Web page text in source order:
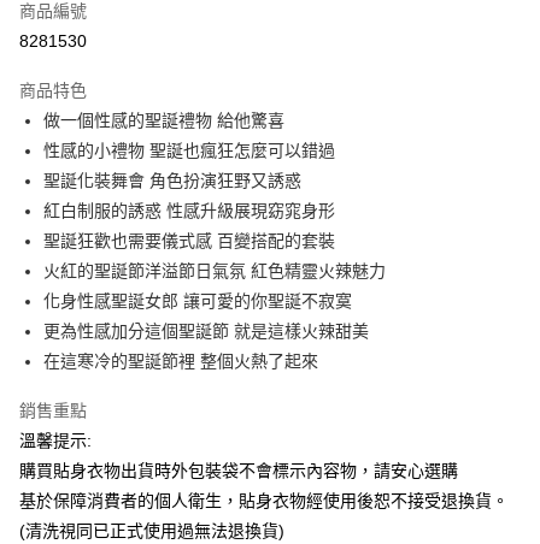
超商取貨付款
Apple Pay
街口支付
悠遊付
ATM付款
運送方式
7-11付款取貨
宅配
每筆NT$80，滿NT$599(含以上)免運費
商品編號
8281530
商品特色
做一個性感的聖誕禮物 給他驚喜
性感的小禮物 聖誕也瘋狂怎麼可以錯過
聖誕化裝舞會 角色扮演狂野又誘惑
紅白制服的誘惑 性感升級展現窈窕身形
聖誕狂歡也需要儀式感 百變搭配的套裝
火紅的聖誕節洋溢節日氣氛 紅色精靈火辣魅力
化身性感聖誕女郎 讓可愛的你聖誕不寂寞
更為性感加分這個聖誕節 就是這樣火辣甜美
在這寒冷的聖誕節裡 整個火熱了起來
銷售重點
溫馨提示:
購買貼身衣物出貨時外包裝袋不會標示內容物，請安心選購
基於保障消費者的個人衛生，貼身衣物經使用後恕不接受退換貨。
(清洗視同已正式使用過無法退換貨)